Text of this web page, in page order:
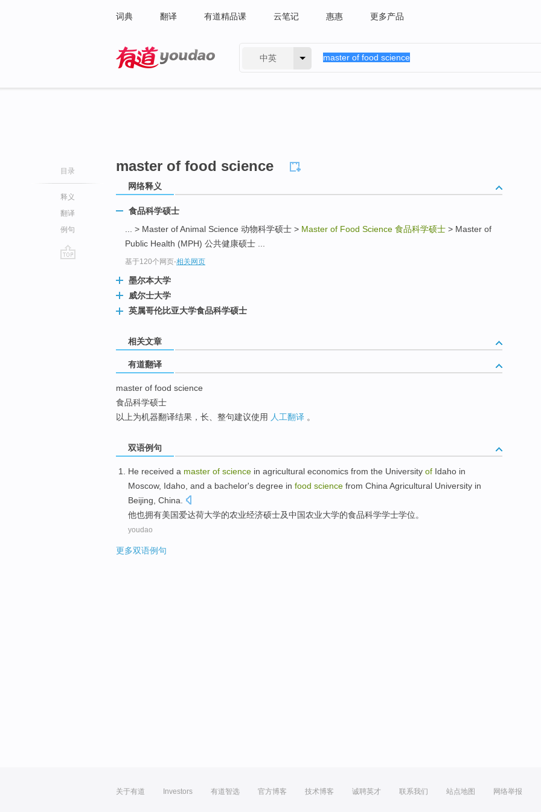
词典 翻译 有道精品课 云笔记 惠惠 更多产品
中英
目录
释义
翻译
例句
master of food science
网络释义
食品科学硕士
... > Master of Animal Science 动物科学硕士 > Master of Food Science 食品科学硕士 > Master of
Public Health (MPH) 公共健康硕士 ...
基于120个网页-相关网页
墨尔本大学
威尔士大学
英属哥伦比亚大学食品科学硕士
相关文章
有道翻译
master of food science
食品科学硕士
以上为机器翻译结果，长、整句建议使用 人工翻译 。
双语例句
He received a master of science in agricultural economics from the University of Idaho in
Moscow, Idaho, and a bachelor's degree in food science from China Agricultural University in
Beijing, China.
他也拥有美国爱达荷大学的农业经济硕士及中国农业大学的食品科学学士学位。
youdao
更多双语例句
关于有道 Investors 有道智选 官方博客 技术博客 诚聘英才 联系我们 站点地图 网络举报